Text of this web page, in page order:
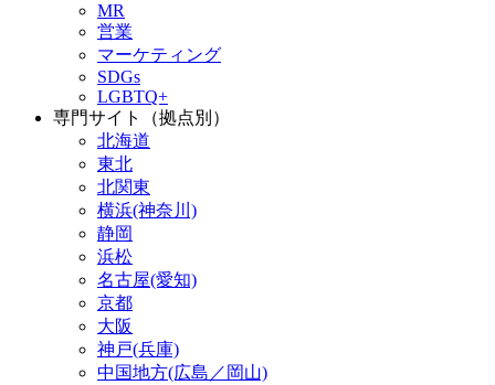
MR
営業
マーケティング
SDGs
LGBTQ+
専門サイト（拠点別）
北海道
東北
北関東
横浜(神奈川)
静岡
浜松
名古屋(愛知)
京都
大阪
神戸(兵庫)
中国地方(広島／岡山)